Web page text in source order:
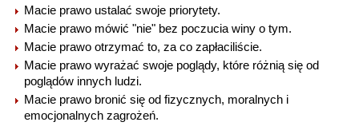
Macie prawo ustalać swoje priorytety.
Macie prawo mówić "nie" bez poczucia winy o tym.
Macie prawo otrzymać to, za co zapłaciliście.
Macie prawo wyrażać swoje poglądy, które różnią się od
poglądów innych ludzi.
Macie prawo bronić się od fizycznych, moralnych i
emocjonalnych zagrożeń.